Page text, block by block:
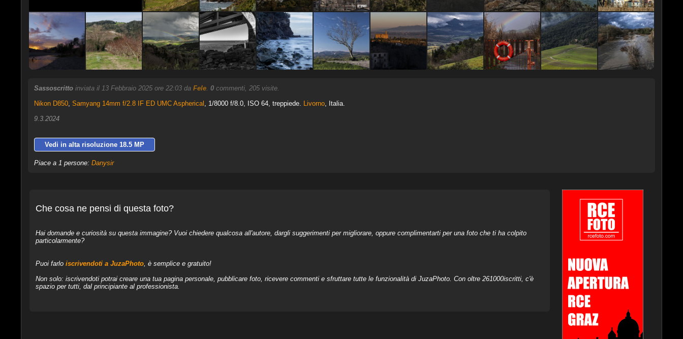
Sassoscritto inviata il 13 Febbraio 2025 ore 22:03 da Fele. 0commenti, 205 visite.
Nikon D850, Samyang 14mm f/2.8 IF ED UMC Aspherical , 1/8000 f/8.0, ISO 64, treppiede. Livorno, Italia.
9.3.2024
Vedi in alta risoluzione 18.5 MP
Piace a 1 persone: Danysir
Che cosa ne pensi di questa foto?
Hai domande e curiosità su questa immagine? Vuoi chiedere qualcosa all'autore, dargli suggerimenti per migliorare, oppure complimentarti per una foto che ti ha colpito
particolarmente?
Puoi farlo iscrivendoti a JuzaPhoto, è semplice e gratuito!
Non solo: iscrivendoti potrai creare una tua pagina personale, pubblicare foto, ricevere commenti e sfruttare tutte le funzionalità di JuzaPhoto. Con oltre 261000iscritti, c'è
spazio per tutti, dal principiante al professionista.